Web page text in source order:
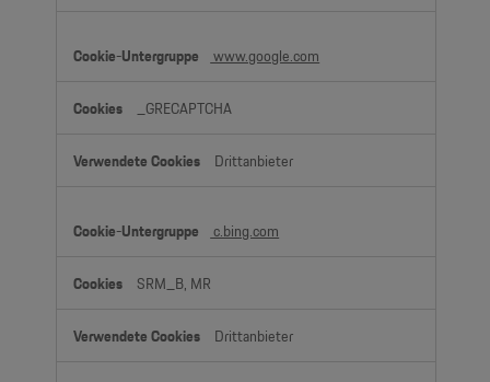
www.google.com
_GRECAPTCHA
Drittanbieter
c.bing.com
SRM_B, MR
Drittanbieter